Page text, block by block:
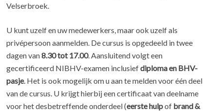
Velserbroek.
U kunt uzelf en uw medewerkers, maar ook uzelf als
privépersoon aanmelden. De cursus is opgedeeld in twee
dagen van8.30 tot 17.00. Aansluitend volgt een
gecertificeerd NIBHV-examen inclusiefdiploma en BHV-
pasje. Het is ook mogelijk om u aan te melden voor één deel
van de cursus. U krijgt hierbij een certificaat van deelname
voor het desbetreffende onderdeel (eerste hulpof brand &